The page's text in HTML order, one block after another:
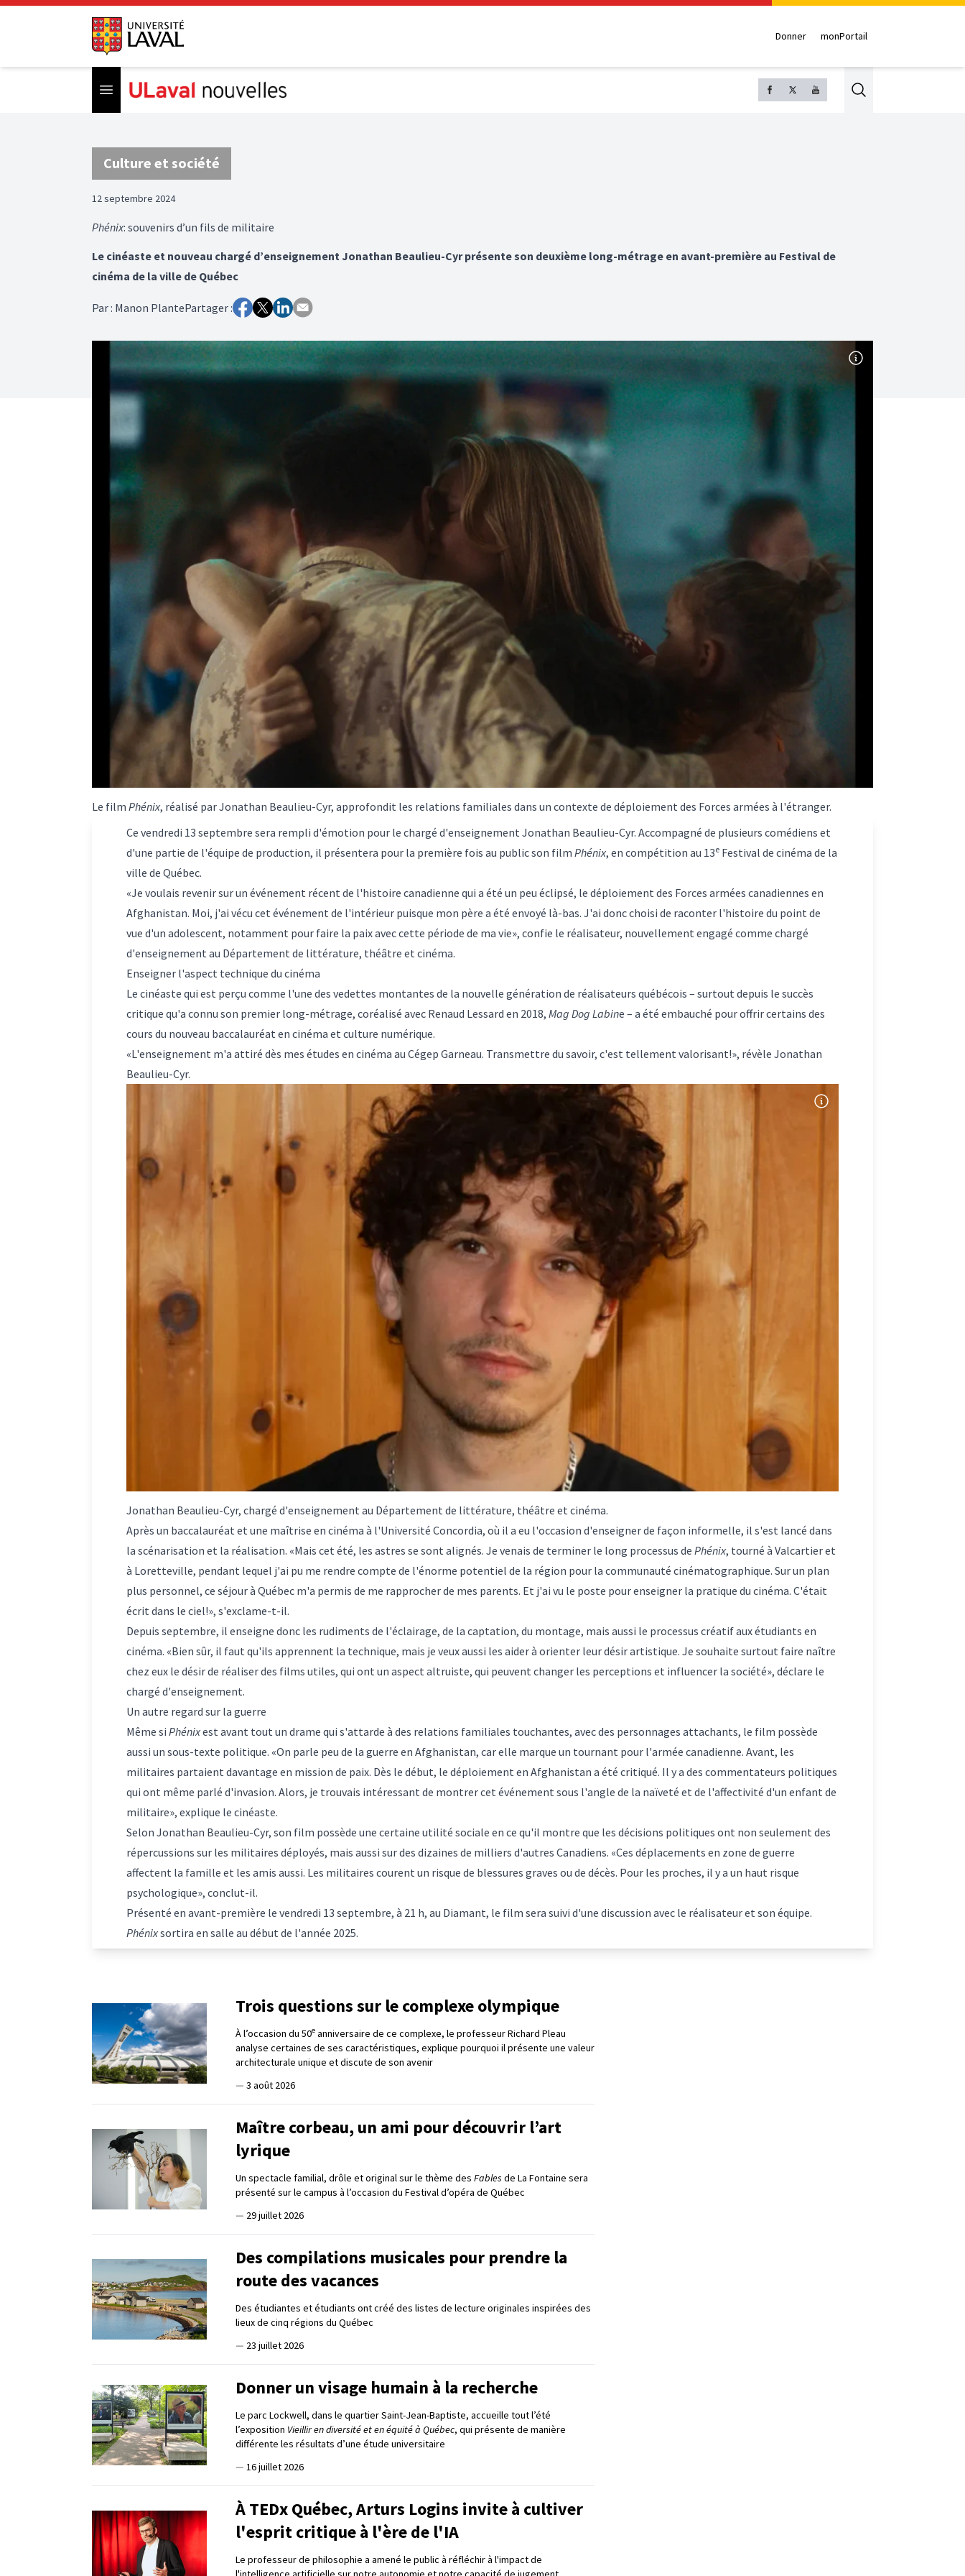
Donner monPortail
Open menu Search
Culture et société
12 septembre 2024
Phénix: souvenirs d’un fils de militaire
Le cinéaste et nouveau chargé d’enseignement Jonathan Beaulieu-Cyr présente son deuxième long-métrage en avant-première au Festival de
cinéma de la ville de Québec
Par: Manon PlantePartager :
Le film Phénix, réalisé par Jonathan Beaulieu-Cyr, approfondit les relations familiales dans un contexte de déploiement des Forces armées à l'étranger.
Ce vendredi 13 septembre sera rempli d'émotion pour le chargé d'enseignement Jonathan Beaulieu-Cyr. Accompagné de plusieurs comédiens et
d'une partie de l'équipe de production, il présentera pour la première fois au public son film Phénix, en compétition au 13e Festival de cinéma de la
ville de Québec.
«Je voulais revenir sur un événement récent de l'histoire canadienne qui a été un peu éclipsé, le déploiement des Forces armées canadiennes en
Afghanistan. Moi, j'ai vécu cet événement de l'intérieur puisque mon père a été envoyé là-bas. J'ai donc choisi de raconter l'histoire du point de
vue d'un adolescent, notamment pour faire la paix avec cette période de ma vie», confie le réalisateur, nouvellement engagé comme chargé
d'enseignement au Département de littérature, théâtre et cinéma.
Enseigner l'aspect technique du cinéma
Le cinéaste qui est perçu comme l'une des vedettes montantes de la nouvelle génération de réalisateurs québécois – surtout depuis le succès
critique qu'a connu son premier long-métrage, coréalisé avec Renaud Lessard en 2018, Mag Dog Labine – a été embauché pour offrir certains des
cours du nouveau baccalauréat en cinéma et culture numérique.
«L'enseignement m'a attiré dès mes études en cinéma au Cégep Garneau. Transmettre du savoir, c'est tellement valorisant!», révèle Jonathan
Beaulieu-Cyr.
Jonathan Beaulieu-Cyr, chargé d'enseignement au Département de littérature, théâtre et cinéma.
Après un baccalauréat et une maîtrise en cinéma à l'Université Concordia, où il a eu l'occasion d'enseigner de façon informelle, il s'est lancé dans
la scénarisation et la réalisation. «Mais cet été, les astres se sont alignés. Je venais de terminer le long processus de Phénix, tourné à Valcartier et
à Loretteville, pendant lequel j'ai pu me rendre compte de l'énorme potentiel de la région pour la communauté cinématographique. Sur un plan
plus personnel, ce séjour à Québec m'a permis de me rapprocher de mes parents. Et j'ai vu le poste pour enseigner la pratique du cinéma. C'était
écrit dans le ciel!», s'exclame-t-il.
Depuis septembre, il enseigne donc les rudiments de l'éclairage, de la captation, du montage, mais aussi le processus créatif aux étudiants en
cinéma. «Bien sûr, il faut qu'ils apprennent la technique, mais je veux aussi les aider à orienter leur désir artistique. Je souhaite surtout faire naître
chez eux le désir de réaliser des films utiles, qui ont un aspect altruiste, qui peuvent changer les perceptions et influencer la société», déclare le
chargé d'enseignement.
Un autre regard sur la guerre
Même si Phénixest avant tout un drame qui s'attarde à des relations familiales touchantes, avec des personnages attachants, le film possède
aussi un sous-texte politique. «On parle peu de la guerre en Afghanistan, car elle marque un tournant pour l'armée canadienne. Avant, les
militaires partaient davantage en mission de paix. Dès le début, le déploiement en Afghanistan a été critiqué. Il y a des commentateurs politiques
qui ont même parlé d'invasion. Alors, je trouvais intéressant de montrer cet événement sous l'angle de la naïveté et de l'affectivité d'un enfant de
militaire», explique le cinéaste.
Selon Jonathan Beaulieu-Cyr, son film possède une certaine utilité sociale en ce qu'il montre que les décisions politiques ont non seulement des
répercussions sur les militaires déployés, mais aussi sur des dizaines de milliers d'autres Canadiens. «Ces déplacements en zone de guerre
affectent la famille et les amis aussi. Les militaires courent un risque de blessures graves ou de décès. Pour les proches, il y a un haut risque
psychologique», conclut-il.
Présenté en avant-première le vendredi 13 septembre, à 21 h, au Diamant, le film sera suivi d'une discussion avec le réalisateur et son équipe.
Phénixsortira en salle au début de l'année 2025.
Trois questions sur le complexe olympique
À l’occasion du 50e anniversaire de ce complexe, le professeur Richard Pleau
analyse certaines de ses caractéristiques, explique pourquoi il présente une valeur
architecturale unique et discute de son avenir
— 3 août 2026
Maître corbeau, un ami pour découvrir l’art
lyrique
Un spectacle familial, drôle et original sur le thème des Fables de La Fontaine sera
présenté sur le campus à l’occasion du Festival d’opéra de Québec
— 29 juillet 2026
Des compilations musicales pour prendre la
route des vacances
Des étudiantes et étudiants ont créé des listes de lecture originales inspirées des
lieux de cinq régions du Québec
— 23 juillet 2026
Donner un visage humain à la recherche
Le parc Lockwell, dans le quartier Saint-Jean-Baptiste, accueille tout l’été
l’exposition Vieillir en diversité et en équité à Québec, qui présente de manière
différente les résultats d’une étude universitaire
— 16 juillet 2026
À TEDx Québec, Arturs Logins invite à cultiver
l'esprit critique à l'ère de l'IA
Le professeur de philosophie a amené le public à réfléchir à l'impact de